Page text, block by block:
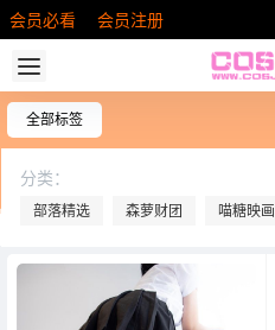
会员必看 会员注册
全部标签
分类：
部落精选 森萝财团 喵糖映画